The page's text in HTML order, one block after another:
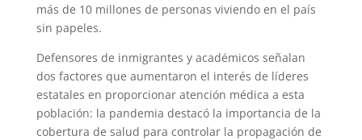
más de 10 millones de personas viviendo en el país
sin papeles.
Defensores de inmigrantes y académicos señalan
dos factores que aumentaron el interés de líderes
estatales en proporcionar atención médica a esta
población: la pandemia destacó la importancia de la
cobertura de salud para controlar la propagación de